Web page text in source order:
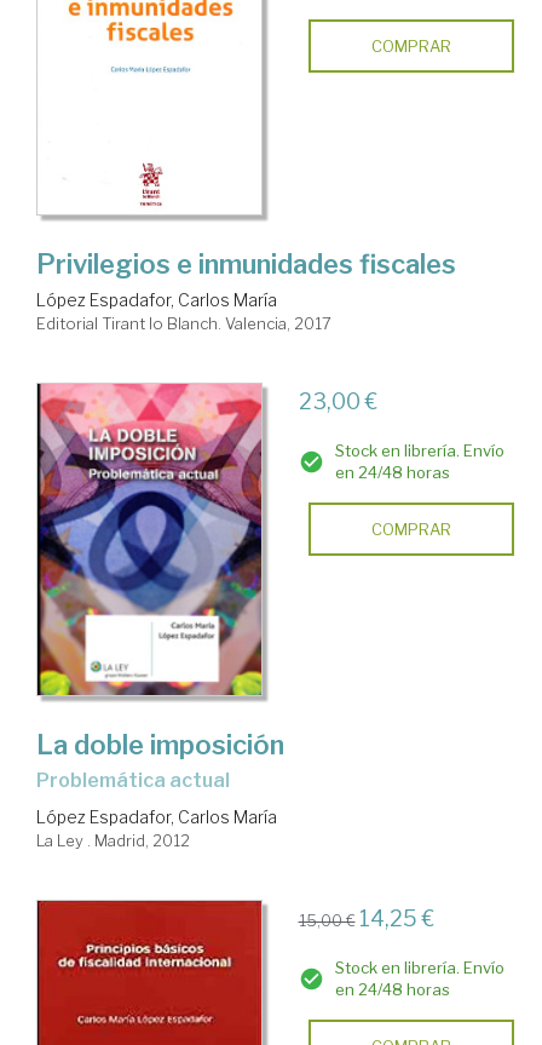
COMPRAR
Privilegios e inmunidades fiscales
López Espadafor, Carlos María
Editorial Tirant lo Blanch. Valencia, 2017
23,00 €
Stock en librería. Envío
en 24/48 horas
COMPRAR
La doble imposición
problemática actual
López Espadafor, Carlos María
La Ley . Madrid, 2012
15,00 € 14,25 €
Stock en librería. Envío
en 24/48 horas